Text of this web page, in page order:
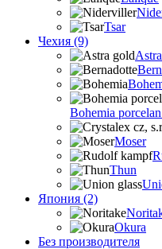
Tsar
Чехия (9)
Bohemia
Moser
Thun
Япония (2)
Okura
Без производителя